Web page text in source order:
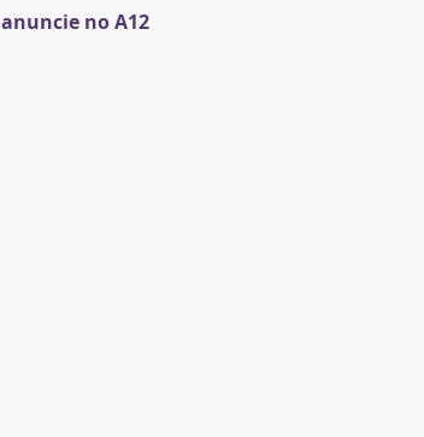
anuncie no A12